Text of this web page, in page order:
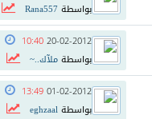
بواسطةRana557
20-02-2012
10:40
بواسطةملآك..~
01-02-2012
13:49
بواسطةeghzaal